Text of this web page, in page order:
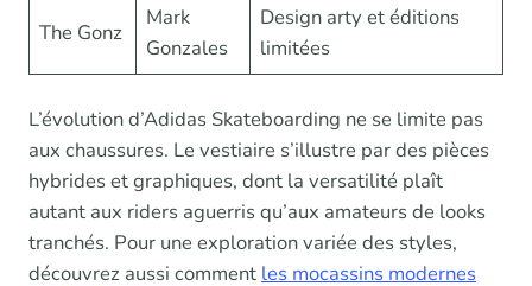
The Gonz
Mark
Gonzales
Design arty et éditions
limitées
L’évolution d’Adidas Skateboarding ne se limite pas
aux chaussures. Le vestiaire s’illustre par des pièces
hybrides et graphiques, dont la versatilité plaît
autant aux riders aguerris qu’aux amateurs de looks
tranchés. Pour une exploration variée des styles,
découvrez aussi comment les mocassins modernes